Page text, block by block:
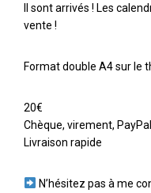
Il sont arrivés ! Les
vente !
Format double A4 sur le
20€
Chèque, virement,
Livraison rapide
N’hésitez pas à me